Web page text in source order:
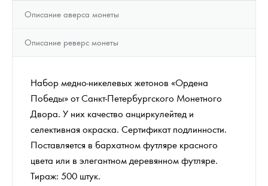
Описание аверса монеты
Описание реверс монеты
Набор медно-никелевых жетонов «Ордена
Победы» от Санкт-Петербургского Монетного
Двора. У них качество анциркулейтед и
селективная окраска. Сертификат подлинности.
Поставляется в бархатном футляре красного
цвета или в элегантном деревянном футляре.
Тираж: 500 штук.